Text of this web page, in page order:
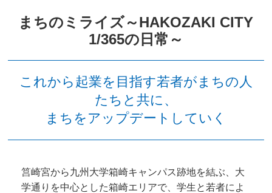
まちのミライズ～HAKOZAKI CITY
1/365の日常～
これから起業を目指す若者がまちの人
たちと共に、
まちをアップデートしていく
筥崎宮から九州大学箱崎キャンパス跡地を結ぶ、大
学通りを中心とした箱崎エリアで、学生と若者によ